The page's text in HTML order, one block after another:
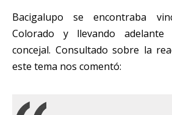
Bacigalupo se encontraba
Colorado y llevando
concejal. Consultado sobre la
este tema nos comentó: